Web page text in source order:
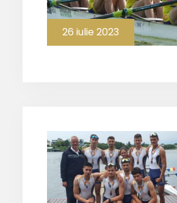
26 iulie 2023